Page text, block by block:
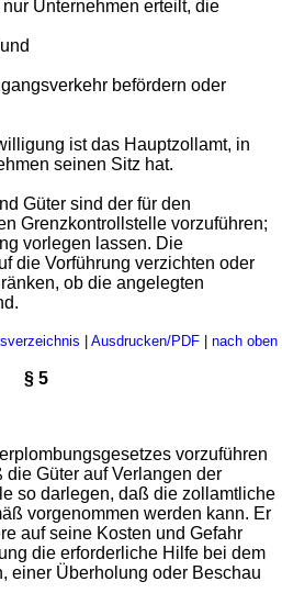
Unternehmen erteilt, die
befördern oder
ist das Hauptzollamt, in
seinen Sitz hat.
Güter sind der für den
Grenzkontrollstelle vorzuführen;
vorlegen lassen. Die
die Vorführung verzichten oder
ob die angelegten
Ausdrucken/PDF| nach oben
§ 5
vorzuführen
Güter auf Verlangen der
so darlegen, daß die zollamtliche
vorgenommen werden kann. Er
auf seine Kosten und Gefahr
die erforderliche Hilfe bei dem
einer Überholung oder Beschau